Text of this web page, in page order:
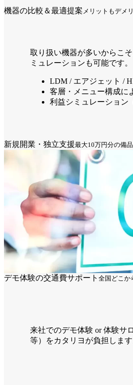
機器の比較＆最適提案 メリットもデメ
取り扱い機器が多いからこ
ミュレーションも可能です。
LDM / エアジェット /
客層・メニュー構成に
利益シミュレーション
新規開業・独立支援最大10万円分の備
デモ体験の交通費サポート 全国どこか
来社でのデモ体験 or 体験サ
等）をカタリヨが負担します